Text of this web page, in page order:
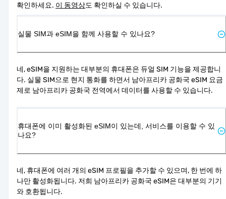
확인하세요. 이 동영상도 확인하실 수 있습니다.
실물 SIM과 eSIM을 함께 사용할 수 있나요?
네, eSIM을 지원하는 대부분의 휴대폰은 듀얼 SIM 기능을 제공합니
다. 실물 SIM으로 현지 통화를 하면서 남아프리카 공화국 eSIM 요금
제로 남아프리카 공화국 전역에서 데이터를 사용할 수 있습니다.
휴대폰에 이미 활성화된 eSIM이 있는데, 서비스를 이용할 수 있
나요?
네, 휴대폰에 여러 개의 eSIM 프로필을 추가할 수 있으며, 한 번에 하
나만 활성화됩니다. 저희 남아프리카 공화국 eSIM은 대부분의 기기
와 호환됩니다.